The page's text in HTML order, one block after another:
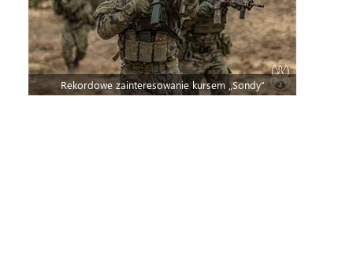
Rekordowe zainteresowanie kursem „Sondy”